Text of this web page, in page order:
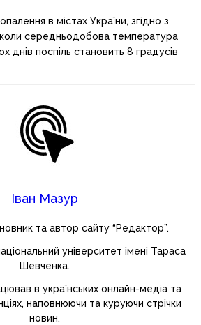
в містах України, згідно з
середньодобова температура
днів поспіль становить 8 градусів
Іван Мазур
та автор сайту “Редактор”.
університет імені Тараса
Шевченка.
в українських онлайн-медіа та
наповнюючи та куруючи стрічки
новин.